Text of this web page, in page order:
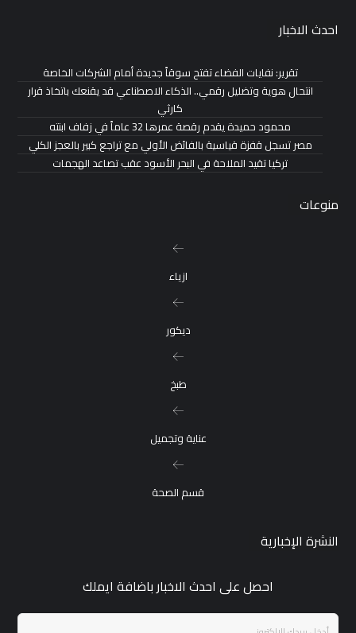
احدث الاخبار
تقرير: نفايات الفضاء تفتح سوقاً جديدة أمام الشركات الخاصة
انتحال هوية وتضليل رقمي.. الذكاء الاصطناعي قد يقنعك باتخاذ قرار
كارثي
محمود حميدة يقدم رقصة عمرها 32 عاماً في زفاف ابنته
مصر تسجل قفزة قياسية بالفائض الأولي مع تراجع كبير بالعجز الكلي
تركيا تقيد الملاحة في البحر الأسود عقب تصاعد الهجمات
منوعات
ازياء
ديكور
طبخ
عناية وتجميل
قسم الصحة
النشرة الإخبارية
احصل على احدث الاخبار باضافة ايملك